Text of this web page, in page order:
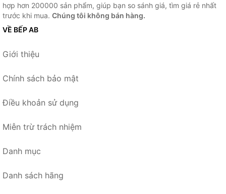
hợp hơn 200000 sản phẩm, giúp bạn so sánh giá, tìm giá rẻ nhất
trước khi mua. Chúng tôi không bán hàng.
VỀ BẾP AB
Giới thiệu
Chính sách bảo mật
Điều khoản sử dụng
Miễn trừ trách nhiệm
Danh mục
Danh sách hãng